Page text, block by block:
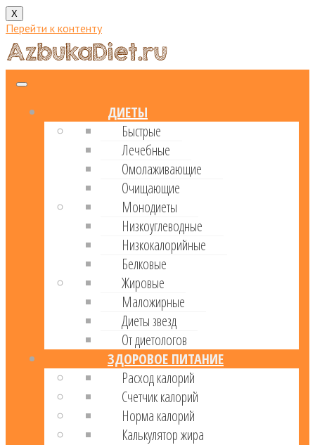
X
Перейти к контенту
ДИЕТЫ
Быстрые
Лечебные
Омолаживающие
Очищающие
Монодиеты
Низкоуглеводные
Низкокалорийные
Белковые
Жировые
Маложирные
Диеты звезд
От диетологов
ЗДОРОВОЕ ПИТАНИЕ
Расход калорий
Cчетчик калорий
Норма калорий
Калькулятор жира